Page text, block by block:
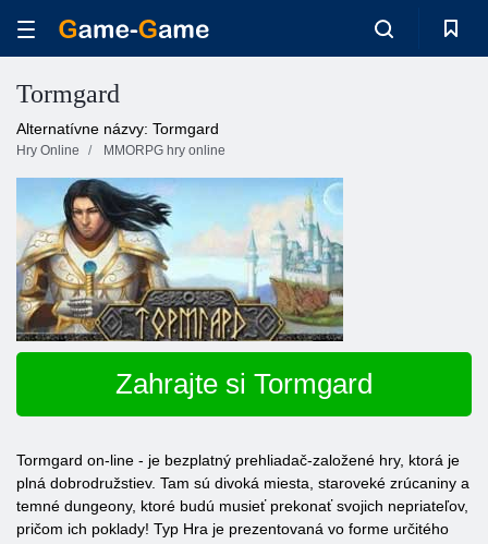
Tormgard
Alternatívne názvy: Tormgard
Hry Online MMORPG hry online
Zahrajte si Tormgard
Tormgard on-line - je bezplatný prehliadač-založené hry, ktorá je
plná dobrodružstiev. Tam sú divoká miesta, staroveké zrúcaniny a
temné dungeony, ktoré budú musieť prekonať svojich nepriateľov,
pričom ich poklady! Typ Hra je prezentovaná vo forme určitého